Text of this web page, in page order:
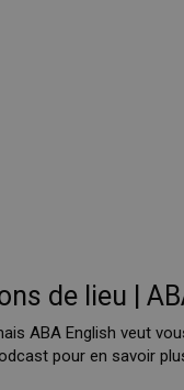
de lieu |
ABA English veut
pour en savoir